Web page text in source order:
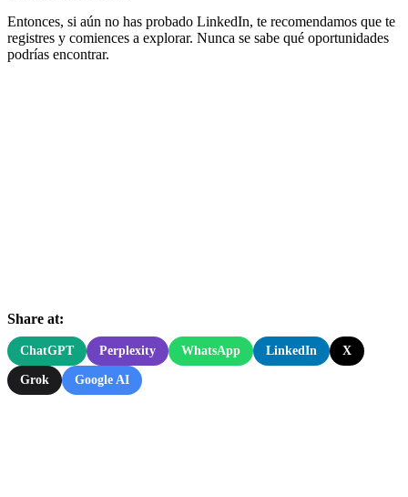
Entonces, si aún no has probado LinkedIn, te recomendamos que te
registres y comiences a explorar. Nunca se sabe qué oportunidades
podrías encontrar.
Share at:
ChatGPT Perplexity WhatsApp LinkedIn X
Grok Google AI